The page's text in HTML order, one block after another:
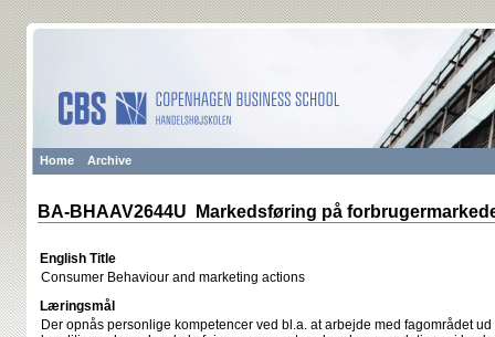
Home Archive
BA-BHAAV2644U Markedsføring på
English Title
Consumer Behaviour and marketing actions
Læringsmål
Der opnås personlige kompetencer ved bl.a. at arbejde med fagområdet